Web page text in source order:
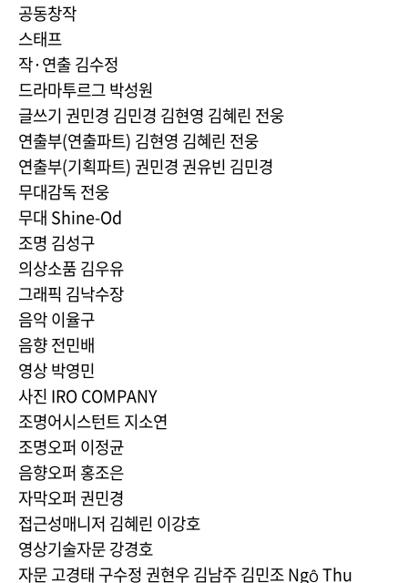
공동창작
스태프
작·연출 김수정
드라마투르그 박성원
글쓰기 권민경 김민경 김현영 김혜린 전웅
연출부(연출파트) 김현영 김혜린 전웅
연출부(기획파트) 권민경 권유빈 김민경
무대감독 전웅
무대 Shine-Od
조명 김성구
의상소품 김우유
그래픽 김낙수장
음악 이율구
음향 전민배
영상 박영민
사진 IRO COMPANY
조명어시스턴트 지소연
조명오퍼 이정균
음향오퍼 홍조은
자막오퍼 권민경
접근성매니저 김혜린 이강호
영상기술자문 강경호
자문 고경태 구수정 권현우 김남주 김민조 Ngô Thu